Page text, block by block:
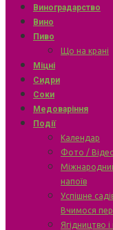
Виноградарство
Вино
Пиво
Що на крані
Міцні
Сидри
Соки
Медоваріння
Події
Календар
Фото /
напоїв
Успішне
Вчимося
Ягідництво